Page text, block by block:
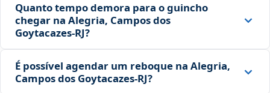
Quanto tempo demora para o guincho
chegar na Alegria, Campos dos
Goytacazes‑RJ?
É possível agendar um reboque na Alegria,
Campos dos Goytacazes‑RJ?